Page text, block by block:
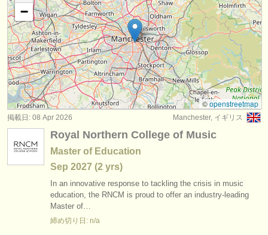
講習会
コンクール
楽器の販売
盗まれた楽器
ディレクトリー:
オーケストラ
音楽学校
ユース オーケストラ
求人情報 (教育関連の職): チューバ (1)
講習会: チューバ (5)
degree courses: チューバ (9)
コンクール: チューバ (3)
盗まれた楽器: チューバ
−
©openstreetmap
Manchester, イギリス
掲載日: 08 Apr 2026
Royal Northern College of Music
Master of Education
Sep 2027 (2 yrs)
In an innovative response to tackling the crisis in music
education, the RNCM is proud to offer an industry-leading
Master of…
締め切り日: n/a